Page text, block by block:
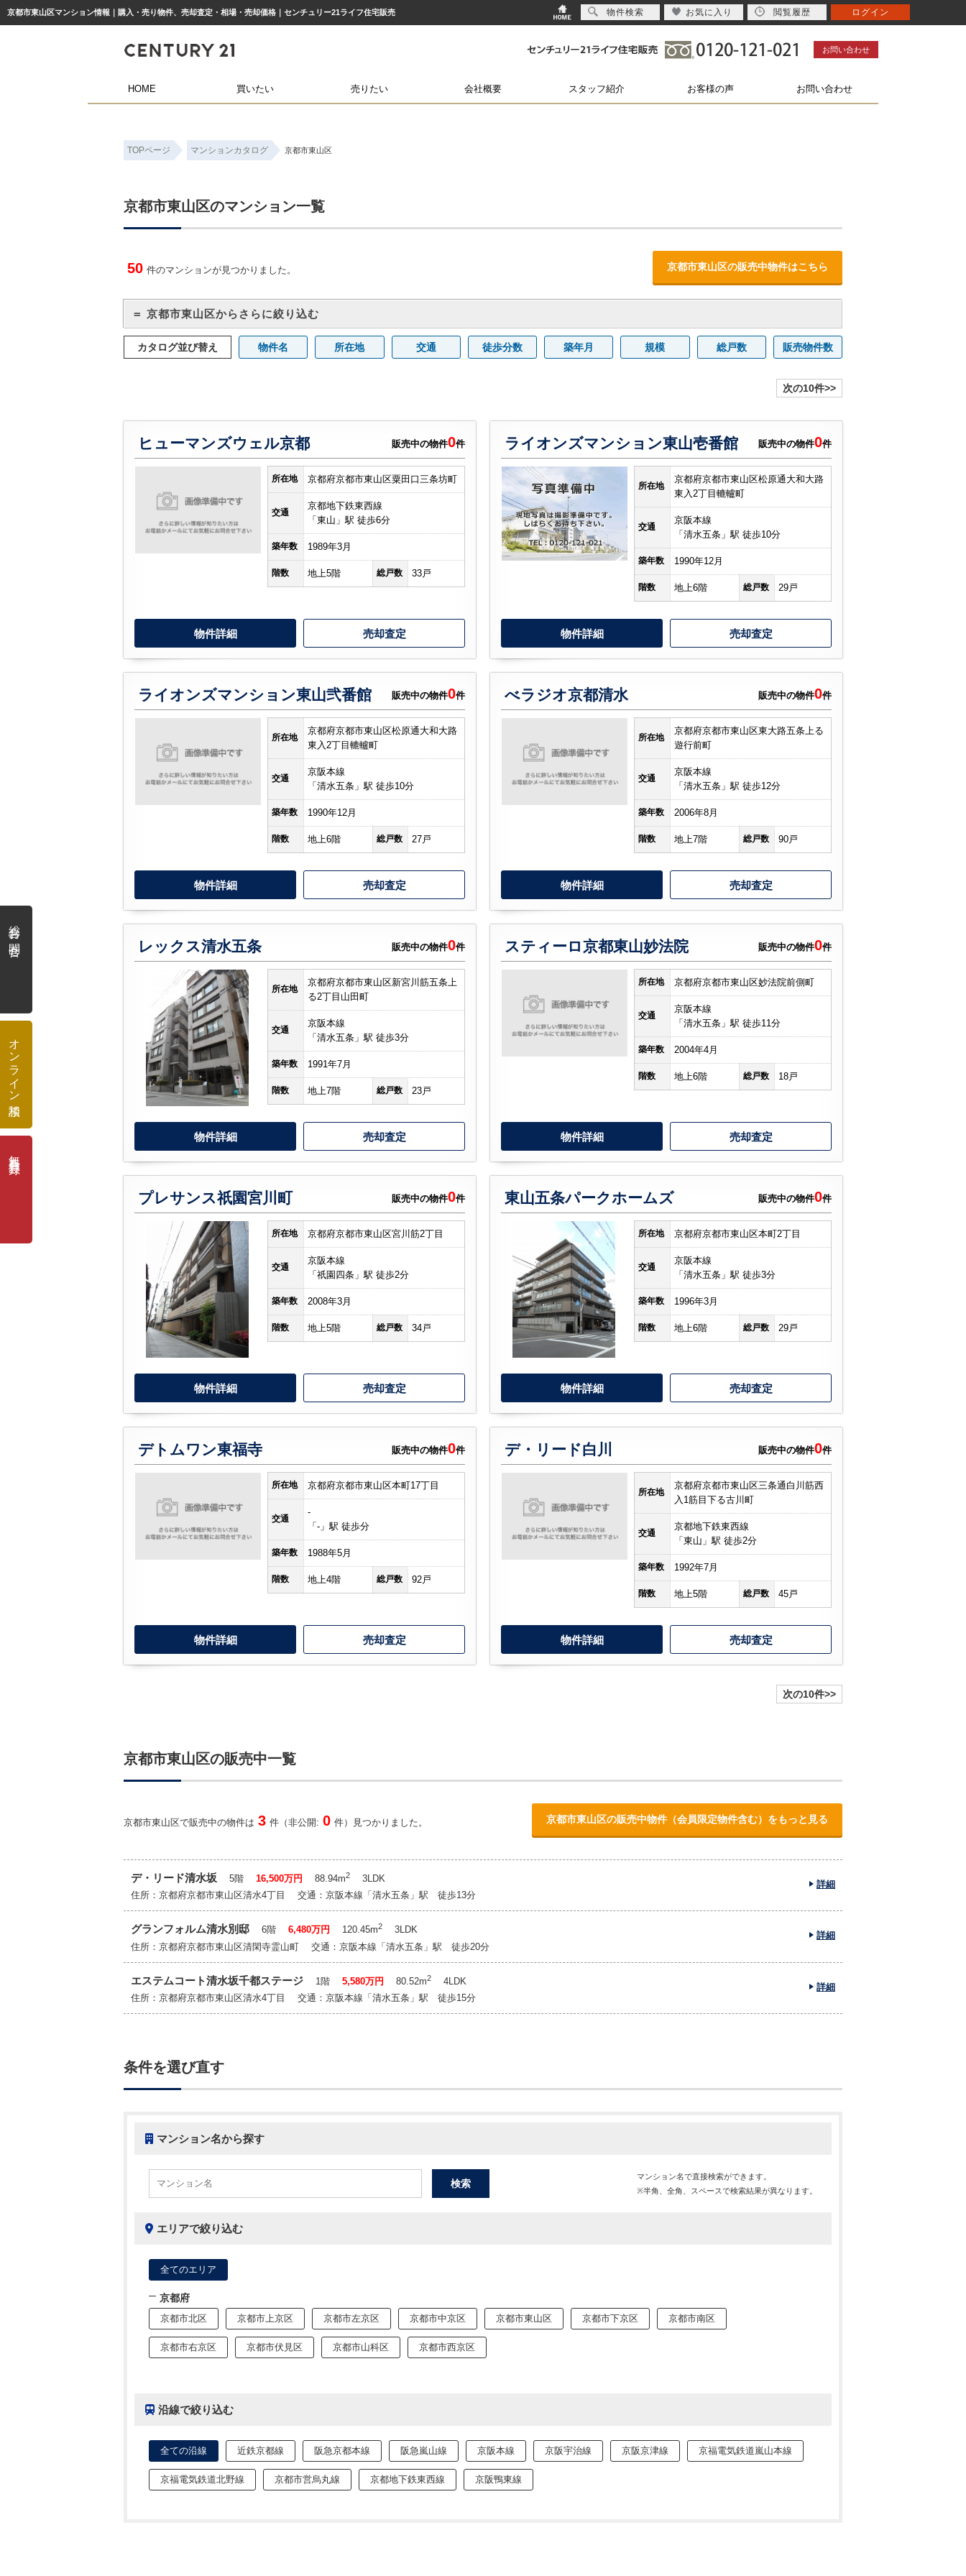
京都市東山区マンション情報｜購入・売り物件、売却査定・相場・売却価格｜センチュリー21ライフ住宅販売
お問い合わせ
HOME 買いたい 売りたい 会社概要 スタッフ紹介 お客様の声 お問い合わせ
TOPページ マンションカタログ 京都市東山区
京都市東山区のマンション一覧
50 件のマンションが見つかりました。 京都市東山区の販売中物件はこちら
＝ 京都市東山区からさらに絞り込む
カタログ並び替え 物件名 所在地 交通 徒歩分数 築年月 規模 総戸数 販売物件数
次の10件>>
ヒューマンズウェル京都 販売中の物件0件
所在地 京都府京都市東山区粟田口三条坊町
交通
京都地下鉄東西線
「東山」駅 徒歩6分
築年数 1989年3月
階数 地上5階 総戸数 33戸
物件詳細 売却査定
ライオンズマンション東山壱番館 販売中の物件0件
所在地
京都府京都市東山区松原通大和大路
東入2丁目轆轤町
交通
京阪本線
「清水五条」駅 徒歩10分
築年数 1990年12月
階数 地上6階 総戸数 29戸
物件詳細 売却査定
ライオンズマンション東山弐番館 販売中の物件0件
所在地
京都府京都市東山区松原通大和大路
東入2丁目轆轤町
交通
京阪本線
「清水五条」駅 徒歩10分
築年数 1990年12月
階数 地上6階 総戸数 27戸
物件詳細 売却査定
べラジオ京都清水 販売中の物件0件
所在地
京都府京都市東山区東大路五条上る
遊行前町
交通
京阪本線
「清水五条」駅 徒歩12分
築年数 2006年8月
階数 地上7階 総戸数 90戸
物件詳細 売却査定
レックス清水五条 販売中の物件0件
所在地
京都府京都市東山区新宮川筋五条上
る2丁目山田町
交通
京阪本線
「清水五条」駅 徒歩3分
築年数 1991年7月
階数 地上7階 総戸数 23戸
物件詳細 売却査定
スティーロ京都東山妙法院 販売中の物件0件
所在地 京都府京都市東山区妙法院前側町
交通
京阪本線
「清水五条」駅 徒歩11分
築年数 2004年4月
階数 地上6階 総戸数 18戸
物件詳細 売却査定
プレサンス祇園宮川町 販売中の物件0件
所在地 京都府京都市東山区宮川筋2丁目
交通
京阪本線
「祇園四条」駅 徒歩2分
築年数 2008年3月
階数 地上5階 総戸数 34戸
物件詳細 売却査定
東山五条パークホームズ 販売中の物件0件
所在地 京都府京都市東山区本町2丁目
交通
京阪本線
「清水五条」駅 徒歩3分
築年数 1996年3月
階数 地上6階 総戸数 29戸
物件詳細 売却査定
デトムワン東福寺 販売中の物件0件
所在地 京都府京都市東山区本町17丁目
交通
-
「-」駅 徒歩分
築年数 1988年5月
階数 地上4階 総戸数 92戸
物件詳細 売却査定
デ・リード白川 販売中の物件0件
所在地
京都府京都市東山区三条通白川筋西
入1筋目下る古川町
交通
京都地下鉄東西線
「東山」駅 徒歩2分
築年数 1992年7月
階数 地上5階 総戸数 45戸
物件詳細 売却査定
次の10件>>
京都市東山区の販売中一覧
京都市東山区で販売中の物件は 3 件（非公開: 0 件）見つかりました。 京都市東山区の販売中物件（会員限定物件含む）をもっと見る
デ・リード清水坂 5階 16,500万円 88.94m2
3LDK
住所：京都府京都市東山区清水4丁目 交通：京阪本線「清水五条」駅 徒歩13分
詳細
グランフォルム清水別邸 6階 6,480万円 120.45m2
3LDK
住所：京都府京都市東山区清閑寺霊山町 交通：京阪本線「清水五条」駅 徒歩20分
詳細
エステムコート清水坂千都ステージ 1階 5,580万円 80.52m2
4LDK
住所：京都府京都市東山区清水4丁目 交通：京阪本線「清水五条」駅 徒歩15分
詳細
条件を選び直す
マンション名から探す
マンション名で直接検索ができます。
※半角、全角、スペースで検索結果が異なります。
エリアで絞り込む
全てのエリア
京都府
京都市北区 京都市上京区 京都市左京区 京都市中京区 京都市東山区 京都市下京区 京都市南区
京都市右京区 京都市伏見区 京都市山科区 京都市西京区
沿線で絞り込む
全ての沿線 近鉄京都線 阪急京都本線 阪急嵐山線 京阪本線 京阪宇治線 京阪京津線 京福電気鉄道嵐山本線
京福電気鉄道北野線 京都市営烏丸線 京都地下鉄東西線 京阪鴨東線
総合お問合せ
オンライン相談
物件検索 お気に入り 閲覧履歴 ログイン